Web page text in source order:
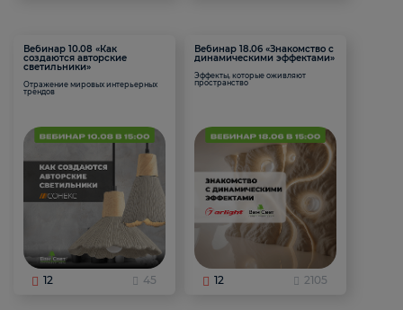
Вебинар 10.08 «Как
создаются авторские
светильники»
Отражение мировых интерьерных
трендов
12 45
Вебинар 18.06 «Знакомство с
динамическими эффектами»
Эффекты, которые оживляют
пространство
12 2105